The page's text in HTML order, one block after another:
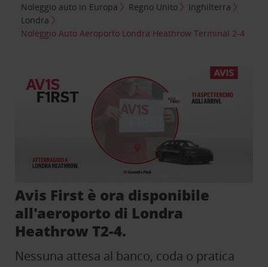
Noleggio auto in Europa
Regno Unito
Inghilterra
Londra
Noleggio Auto Aeroporto Londra Heathrow Terminal 2-4
Avis First è ora disponibile
all'aeroporto di Londra
Heathrow T2-4.
Nessuna attesa al banco, coda o pratica